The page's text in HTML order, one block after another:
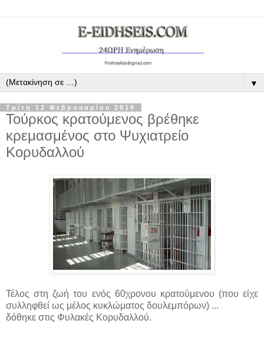
▼
Τρίτη 12 Φεβρουαρίου 2019
Τούρκος κρατούμενος βρέθηκε
κρεμασμένος στο Ψυχιατρείο
Κορυδαλλού
Τέλος στη ζωή του ενός 60χρονου κρατούμενου (που είχε
συλληφθεί ως μέλος κυκλώματος δουλεμπόρων) ...
δόθηκε στις Φυλακές Κορυδαλλού.